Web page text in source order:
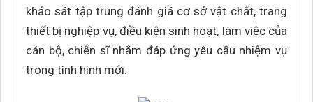
khảo sát tập trung đánh giá cơ sở vật chất, trang
thiết bị nghiệp vụ, điều kiện sinh hoạt, làm việc của
cán bộ, chiến sĩ nhằm đáp ứng yêu cầu nhiệm vụ
trong tình hình mới.